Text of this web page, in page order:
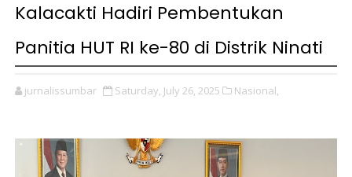
Kalacakti Hadiri Pembentukan
Panitia HUT RI ke-80 di Distrik Ninati
jurnalissumbar Saturday, July 26, 2025 Nasional,